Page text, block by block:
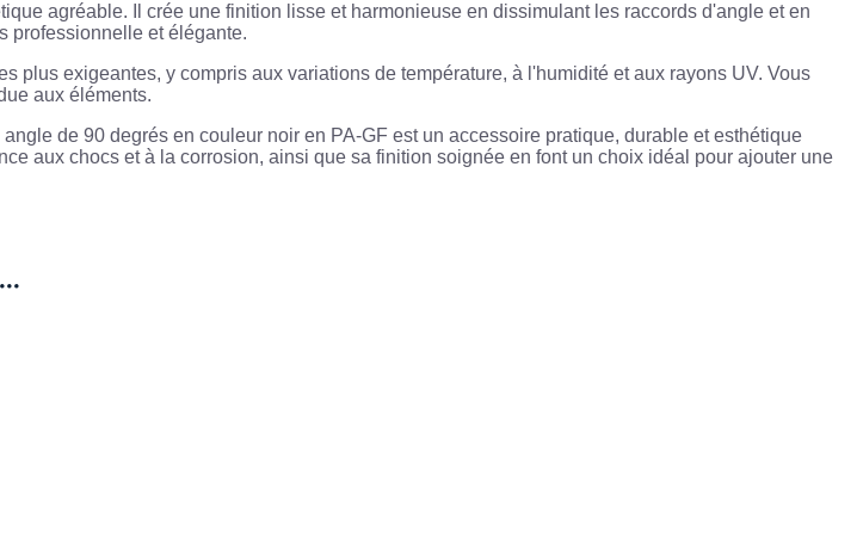
agréable. Il crée une finition lisse et harmonieuse en dissimulant les raccords d'angle et en
professionnelle et élégante.
plus exigeantes, y compris aux variations de température, à l'humidité et aux rayons UV. Vous
aux éléments.
de 90 degrés en couleur noir en PA-GF est un accessoire pratique, durable et esthétique
aux chocs et à la corrosion, ainsi que sa finition soignée en font un choix idéal pour ajouter une